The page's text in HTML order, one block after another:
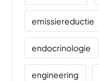
emissiereductie
endocrinologie
engineering